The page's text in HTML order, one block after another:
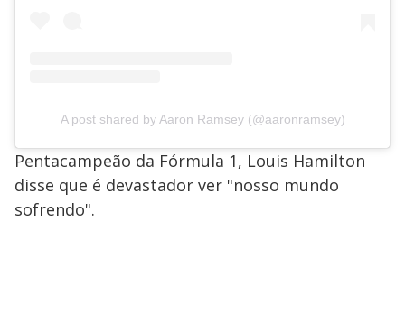
A post shared by Aaron Ramsey (@aaronramsey)
Pentacampeão da Fórmula 1, Louis Hamilton
disse que é devastador ver "nosso mundo
sofrendo".